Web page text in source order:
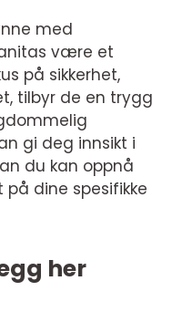
med
være et
på sikkerhet,
tilbyr de en trygg
gi deg innsikt i
du kan oppnå
dine spesifikke
her